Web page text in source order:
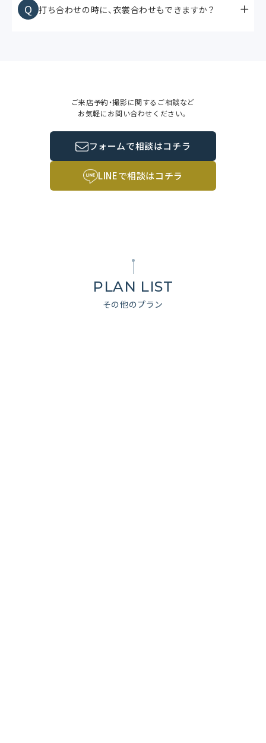
Q 打ち合わせの時に、衣裳合わせもできますか？
ご来店予約・撮影に関するご相談など
お気軽にお問い合わせください。
フォームで相談はコチラ
LINEで相談はコチラ
PLAN LIST
その他のプラン